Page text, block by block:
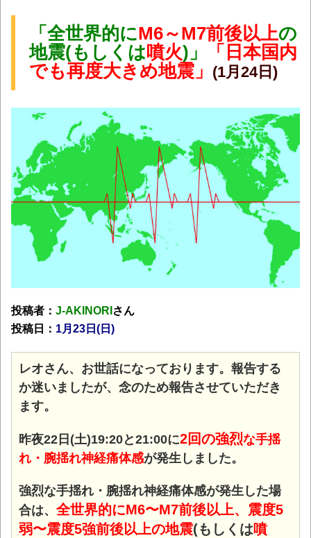
「全世界的にM6～M7前後以上の
地震(もしくは噴火)」
「日本国内
でも再度大きめ地震」 (1月24日)
投稿者： J-AKINORI さん
投稿日： 1月23日(日)
レオさん、お世話になっております。報告する
か迷いましたが、念のため報告させていただき
ます。
昨夜22日(土)19:20と21:00に2回の強烈な手揺
れ・腕揺れ神経痛体感が発生しました。
強烈な手揺れ・腕揺れ神経痛体感が発生した場
合は、 全世界的にM6〜M7前後以上、震度5
弱〜震度5強前後以上の地震(もしくは噴